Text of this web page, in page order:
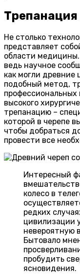
Трепанация
Не столько
представляет
области
ведь научное
как могли древние
подобный метод,
высокого
трепанацию –
которой в черепе
чтобы добраться
провести все
Интересный
колесо в
редких
цивилизации
невероятную
Бытовало
пробудить
ясновидения.